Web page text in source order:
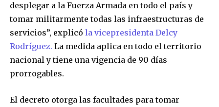
desplegar a la Fuerza Armada en todo el país y
tomar militarmente todas las infraestructuras de
servicios”, explicó la vicepresidenta Delcy
Rodríguez. La medida aplica en todo el territorio
nacional y tiene una vigencia de 90 días
prorrogables.
El decreto otorga las facultades para tomar